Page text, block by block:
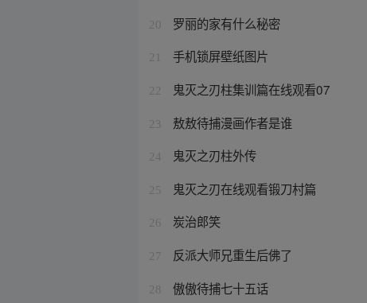
20 罗丽的家有什么秘密
21 手机锁屏壁纸图片
22 鬼灭之刃柱集训篇在线观看07
23 敖敖待捕漫画作者是谁
24 鬼灭之刃柱外传
25 鬼灭之刃在线观看锻刀村篇
26 炭治郎笑
27 反派大师兄重生后佛了
28 傲傲待捕七十五话